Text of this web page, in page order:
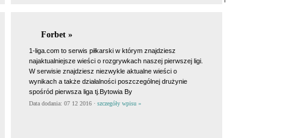
Forbet »
1-liga.com to serwis piłkarski w którym znajdziesz
najaktualniejsze wieści o rozgrywkach naszej pierwszej ligi.
W serwisie znajdziesz niezwykle aktualne wieści o
wynikach a także działalności poszczególnej drużynie
spośród pierwsza liga tj.Bytowia By
Data dodania: 07 12 2016 · szczegóły wpisu »